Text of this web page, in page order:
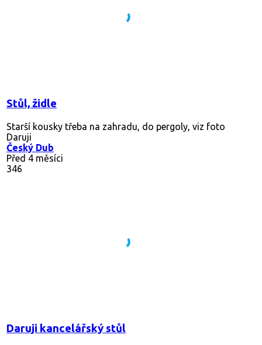
Stůl, židle
Starší kousky třeba na zahradu, do pergoly, viz foto
Daruji
Český Dub
Před 4 měsíci
346
Daruji kancelářský stůl